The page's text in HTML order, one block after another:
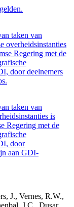
taken van
overheidsinstanties
Regering met de
door deelnemers
taken van
is
Regering met de
door
aan GDI-
J., Vernes, R.W.,
J.C., Dusar,